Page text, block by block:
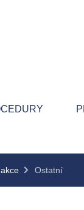
Ostatní